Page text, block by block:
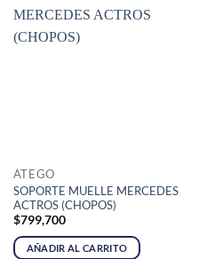
ATEGO
SOPORTE MUELLE MERCEDES
ACTROS (CHOPOS)
$799,700
AÑADIR AL CARRITO